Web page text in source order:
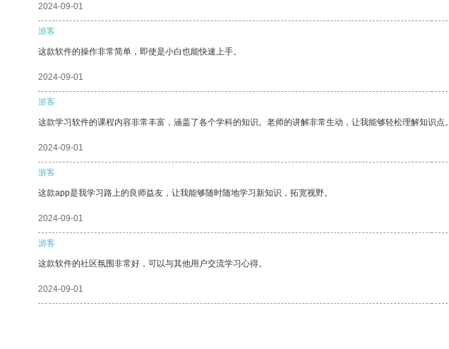
2024-09-01
游客
这款软件的操作非常简单，即使是小白也能快速上手。
2024-09-01
游客
这款学习软件的课程内容非常丰富，涵盖了各个学科的知识。老师的讲解非常生动，让我能够轻松理解知识点。
2024-09-01
游客
这款app是我学习路上的良师益友，让我能够随时随地学习新知识，拓宽视野。
2024-09-01
游客
这款软件的社区氛围非常好，可以与其他用户交流学习心得。
2024-09-01